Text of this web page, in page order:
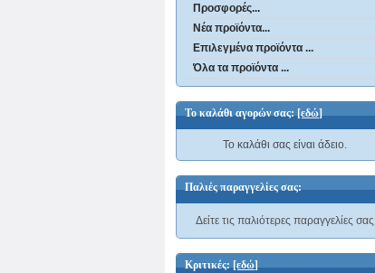
Προσφορές...
Νέα προϊόντα...
Επιλεγμένα προϊόντα ...
Όλα τα προϊόντα ...
Το καλάθι αγορών σας:[εδώ]
Το καλάθι σας είναι άδειο.
Παλιές παραγγελίες σας:
Δείτε τις παλιότερες παραγγελίες σας
Κριτικές:[εδώ]